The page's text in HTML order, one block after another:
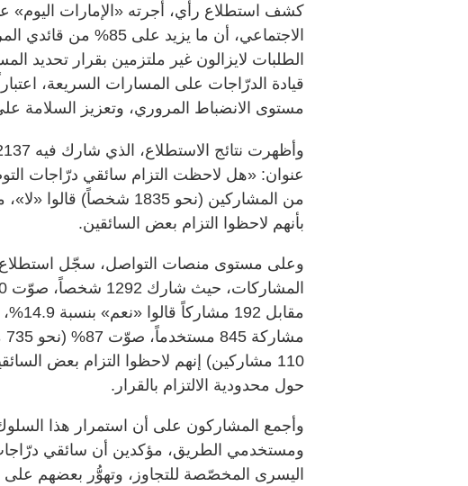
كشف استطلاع رأي، أجرته «الإمارات اليوم»
الاجتماعي، أن ما
الطلبات لايزالون غير ملتزمين بقرار تحديد
مستوى الانضباط المروري، وتعزيز السلامة
بأنهم لاحظوا التزام بعض السائقين.
وعلى مستوى منصات التواصل، سجّل استطلاع
مقابل
110 مشاركين) إنهم لاحظوا التزام بعض
حول محدودية الالتزام بالقرار.
وأجمع المشاركون على أن استمرار هذا
ومستخدمي الطريق، مؤكدين أن سائقي
اليسرى المخصّصة للتجاوز، وتهوُّر بعضهم